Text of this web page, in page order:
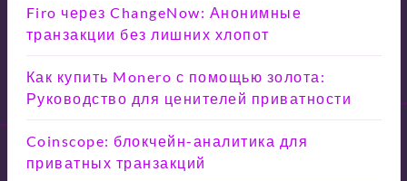
Firo через ChangeNow: Анонимные
транзакции без лишних хлопот
Как купить Monero с помощью золота:
Руководство для ценителей приватности
Coinscope: блокчейн-аналитика для
приватных транзакций